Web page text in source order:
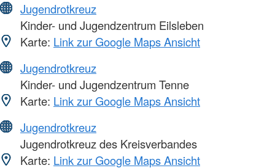
Jugendrotkreuz
Kinder- und Jugendzentrum Eilsleben
Karte: Link zur Google Maps Ansicht
Jugendrotkreuz
Kinder- und Jugendzentrum Tenne
Karte: Link zur Google Maps Ansicht
Jugendrotkreuz
Jugendrotkreuz des Kreisverbandes
Karte: Link zur Google Maps Ansicht